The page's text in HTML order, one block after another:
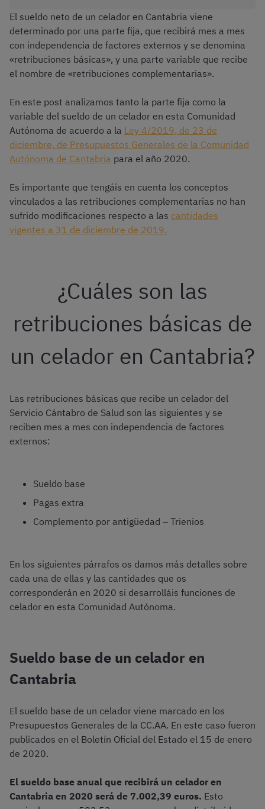
El sueldo neto de un celador en Cantabria viene
determinado por una parte fija, que recibirá mes a mes
con independencia de factores externos y se denomina
«retribuciones básicas», y una parte variable que recibe
el nombre de «retribuciones complementarias».
En este post analizamos tanto la parte fija como la
variable del sueldo de un celador en esta Comunidad
Autónoma de acuerdo a la Ley 4/2019, de 23 de
diciembre, de Presupuestos Generales de la Comunidad
Autónoma de Cantabria para el año 2020.
Es importante que tengáis en cuenta los conceptos
vinculados a las retribuciones complementarias no han
sufrido modificaciones respecto a las cantidades
vigentes a 31 de diciembre de 2019.
¿Cuáles son las
retribuciones básicas de
un celador en Cantabria?
Las retribuciones básicas que recibe un celador del
Servicio Cántabro de Salud son las siguientes y se
reciben mes a mes con independencia de factores
externos:
Sueldo base
Pagas extra
Complemento por antigüedad – Trienios
En los siguientes párrafos os damos más detalles sobre
cada una de ellas y las cantidades que os
corresponderán en 2020 si desarrolláis funciones de
celador en esta Comunidad Autónoma.
Sueldo base de un celador en
Cantabria
El sueldo base de un celador viene marcado en los
Presupuestos Generales de la CC.AA. En este caso fueron
publicados en el Boletín Oficial del Estado el 15 de enero
de 2020.
El sueldo base anual que recibirá un celador en
Cantabria en 2020 será de 7.002,39 euros. Esto